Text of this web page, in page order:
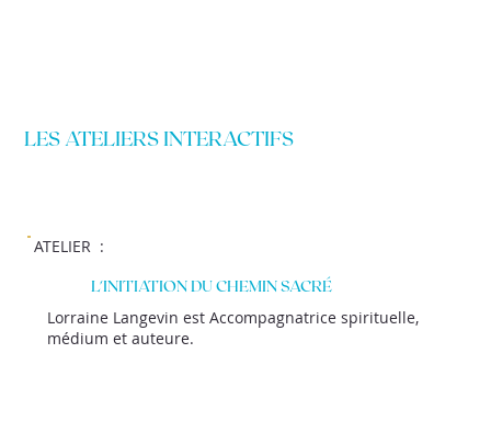
LES ATELIERS INTERACTIFS
ATELIER :
L'INITIATION DU CHEMIN SACRÉ
Lorraine Langevin est Accompagnatrice spirituelle,
médium et auteure.